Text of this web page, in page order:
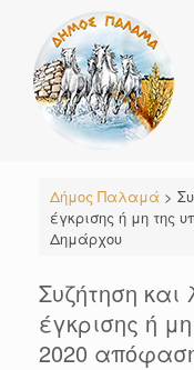
content
Δήμος Παλαμά >
έγκρισης ή μη της
Δημάρχου
Συζήτηση
έγκρισης ή
2020